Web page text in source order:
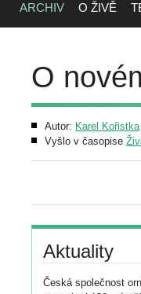
ARCHIV O ŽIVĚ
O
Autor: Karel Kořistka
Vyšlo v časopise
Aktuality
Česká společnost